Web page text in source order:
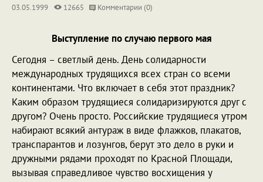
03.05.1999 12665 Комментарии (0)
Выступление по случаю первого мая
Сегодня – светлый день. День солидарности
международных трудящихся всех стран со всеми
континентами. Что включает в себя этот праздник?
Каким образом трудящиеся солидаризируются друг с
другом? Очень просто. Российские трудящиеся утром
набирают всякий антураж в виде флажков, плакатов,
транспарантов и лозунгов, берут это дело в руки и
дружными рядами проходят по Красной Площади,
вызывая справедливое чувство восхищения у